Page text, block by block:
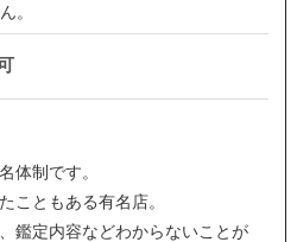
。
体制です。
こともある有名店。
鑑定内容などわからないことが